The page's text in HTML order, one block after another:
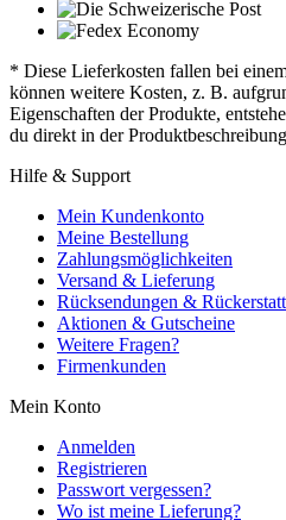
* Diese Lieferkosten fallen bei
können weitere Kosten, z. B.
Eigenschaften der Produkte,
du direkt in der
Hilfe & Support
Mein Kundenkonto
Meine Bestellung
Zahlungsmöglichkeiten
Versand & Lieferung
Rücksendungen &
Aktionen & Gutscheine
Weitere Fragen?
Firmenkunden
Mein Konto
Anmelden
Registrieren
Passwort vergessen?
Wo ist meine Lieferung?